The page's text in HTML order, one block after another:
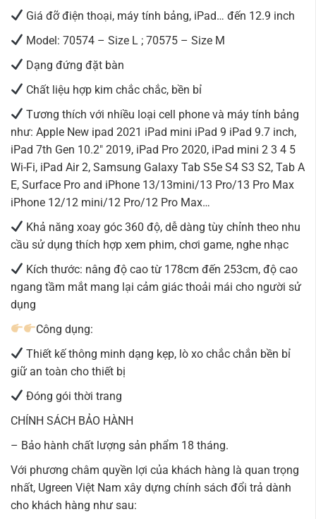
Giá đỡ điện thoại, máy tính bảng, iPad… đến 12.9 inch
Model: 70574 – Size L ; 70575 – Size M
Dạng đứng đặt bàn
Chất liệu hợp kim chắc chắc, bền bỉ
Tương thích với nhiều loại cell phone và máy tính bảng
như: Apple New ipad 2021 iPad mini iPad 9 iPad 9.7 inch,
iPad 7th Gen 10.2″ 2019, iPad Pro 2020, iPad mini 2 3 4 5
Wi-Fi, iPad Air 2, Samsung Galaxy Tab S5e S4 S3 S2, Tab A
E, Surface Pro and iPhone 13/13mini/13 Pro/13 Pro Max
iPhone 12/12 mini/12 Pro/12 Pro Max…
Khả năng xoay góc 360 độ, dễ dàng tùy chỉnh theo nhu
cầu sử dụng thích hợp xem phim, chơi game, nghe nhạc
Kích thước: nâng độ cao từ 178cm đến 253cm, độ cao
ngang tầm mắt mang lại cảm giác thoải mái cho người sử
dụng
Công dụng:
Thiết kế thông minh dạng kẹp, lò xo chắc chắn bền bỉ
giữ an toàn cho thiết bị
Đóng gói thời trang
CHÍNH SÁCH BẢO HÀNH
– Bảo hành chất lượng sản phẩm 18 tháng.
Với phương châm quyền lợi của khách hàng là quan trọng
nhất, Ugreen Việt Nam xây dựng chính sách đổi trả dành
cho khách hàng như sau: